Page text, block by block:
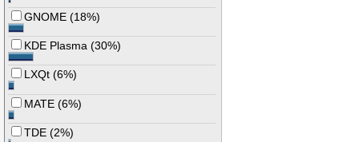
GNOME (18%)
KDE Plasma (30%)
LXQt (6%)
MATE (6%)
TDE (2%)